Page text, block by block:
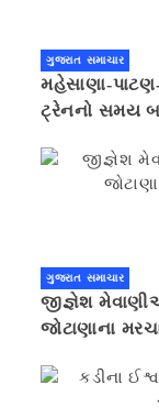
ગુજરાત સમાચાર
મહેસાણા-
ટ્રેનનો સમય
ગુજરાત સમાચાર
જીજ્ઞેશ
જોટાણાના